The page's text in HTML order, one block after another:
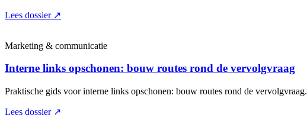
Lees dossier ↗
Marketing & communicatie
Interne links opschonen: bouw routes rond de vervolgvraag
Praktische gids voor interne links opschonen: bouw routes rond de vervolgvraag.
Lees dossier ↗